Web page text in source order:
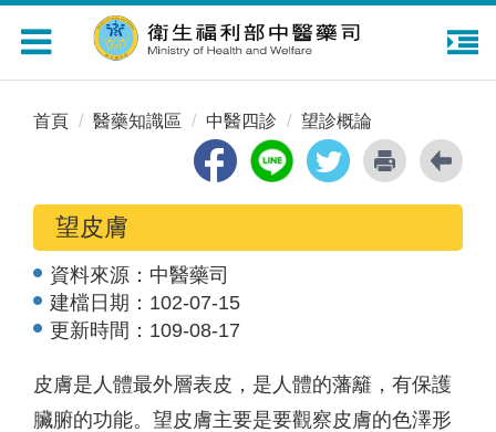
Toggle
navigation
首頁 醫藥知識區 中醫四診 望診概論
望皮膚
資料來源： 中醫藥司
建檔日期： 102-07-15
更新時間： 109-08-17
皮膚是人體最外層表皮，是人體的藩籬，有保護
臟腑的功能。望皮膚主要是要觀察皮膚的色澤形